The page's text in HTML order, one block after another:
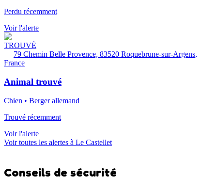
Perdu récemment
Voir l'alerte
TROUVÉ
79 Chemin Belle Provence, 83520 Roquebrune-sur-Argens,
France
Animal trouvé
Chien • Berger allemand
Trouvé récemment
Voir l'alerte
Voir toutes les alertes à Le Castellet
Conseils de sécurité